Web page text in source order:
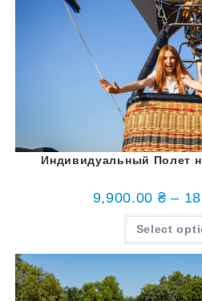
Индивидуальный Полет
9,900.00 ₴ –
Select